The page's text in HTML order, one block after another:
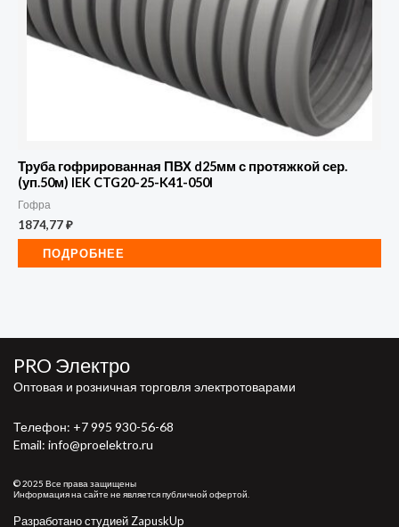
Труба гофрированная ПВХ d25мм с протяжкой сер.
(уп.50м) IEK CTG20-25-K41-050I
Гофра
1874,77₽
ПОДРОБНЕЕ
PRO Электро
Оптовая и розничная торговля электротоварами
Телефон: +7 995 930-56-68
Email: info@proelektro.ru
© 2025 Все права защищены
Информация на сайте не является публичной офертой.
Разработано студией ZapuskUp